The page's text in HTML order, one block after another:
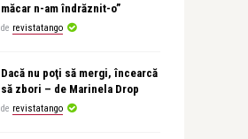
măcar n-am îndrăznit-o”
de revistatango
Dacă nu poţi să mergi, încearcă
să zbori – de Marinela Drop
de revistatango